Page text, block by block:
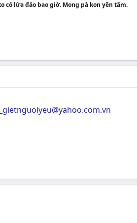
có lừa đảo bao giờ. Mong pà kon yên tâm.